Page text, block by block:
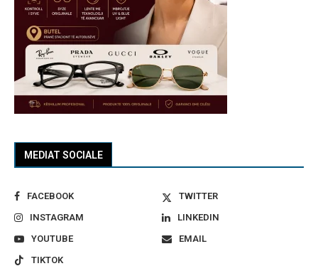
MEDIAT SOCIALE
FACEBOOK
TWITTER
INSTAGRAM
LINKEDIN
YOUTUBE
EMAIL
TIKTOK